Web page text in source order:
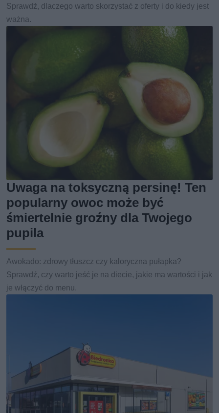
Sprawdź, dlaczego warto skorzystać z oferty i do kiedy jest
ważna.
Uwaga na toksyczną persinę! Ten
popularny owoc może być
śmiertelnie groźny dla Twojego
pupila
Awokado: zdrowy tłuszcz czy kaloryczna pułapka?
Sprawdź, czy warto jeść je na diecie, jakie ma wartości i jak
je włączyć do menu.